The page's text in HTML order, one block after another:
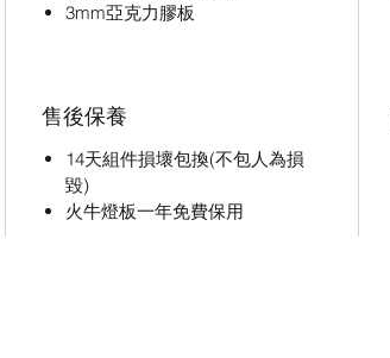
3mm亞克力膠板
售後保養
14天組件損壞包換(不包人為損
毀)
火牛燈板一年免費保用